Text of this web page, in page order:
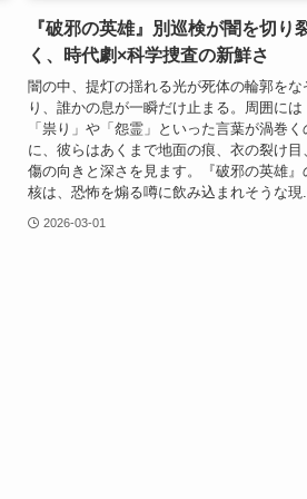
『破邪の英雄』別巡検が闇を切り
く、時代劇×科学捜査の新鮮さ
闇の中、提灯の揺れる光が死体の輪郭をな
り、誰かの息が一瞬だけ止まる。周囲には
「祟り」や「怨霊」といった言葉が渦巻く
に、彼らはあくまで地面の痕、衣の裂け目
傷の向きと深さを見ます。『破邪の英雄』
核は、恐怖を煽る噂に飲み込まれそうな現
2026-03-01